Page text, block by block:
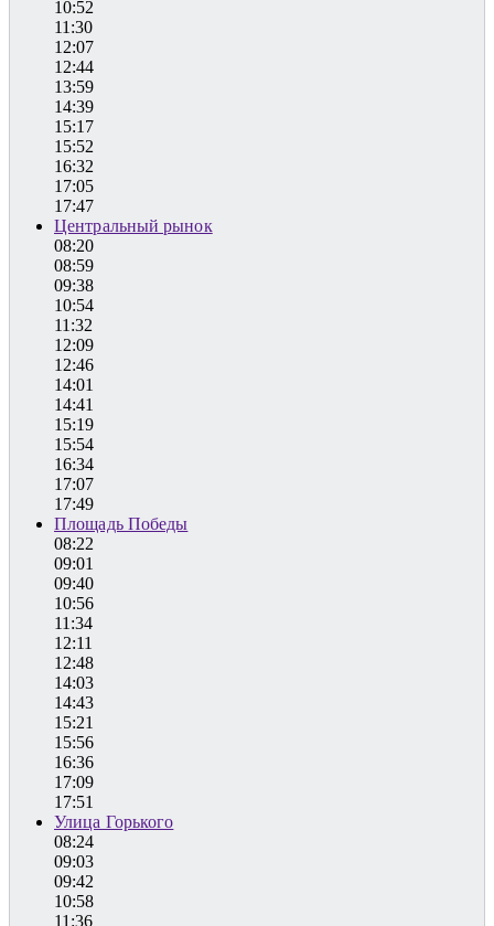
10:52
11:30
12:07
12:44
13:59
14:39
15:17
15:52
16:32
17:05
17:47
Центральный рынок
08:20
08:59
09:38
10:54
11:32
12:09
12:46
14:01
14:41
15:19
15:54
16:34
17:07
17:49
Площадь Победы
08:22
09:01
09:40
10:56
11:34
12:11
12:48
14:03
14:43
15:21
15:56
16:36
17:09
17:51
Улица Горького
08:24
09:03
09:42
10:58
11:36